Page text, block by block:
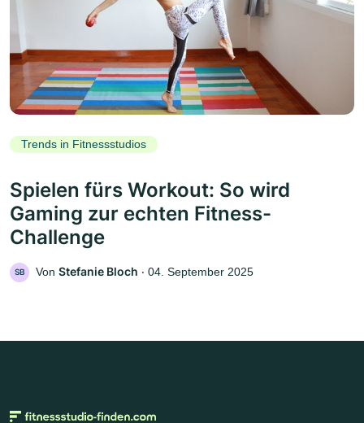
Trends in Fitnessstudios
Spielen fürs Workout: So wird
Gaming zur echten Fitness-
Challenge
SB Von Stefanie Bloch ‧ 04. September 2025